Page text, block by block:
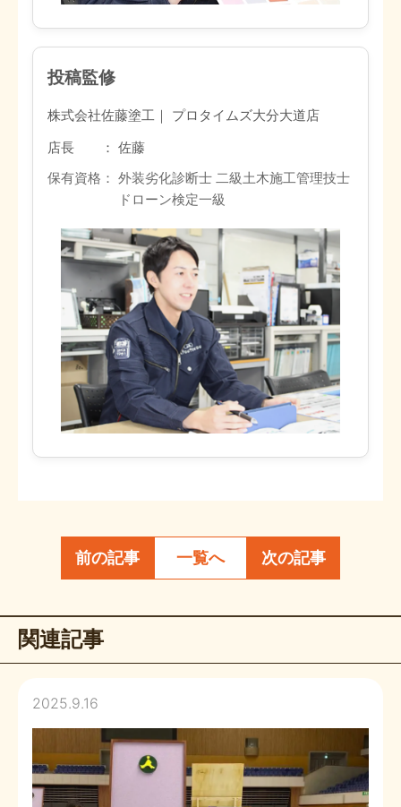
投稿監修
株式会社佐藤塗工｜ プロタイムズ大分大道店
店長 ： 佐藤
保有資格： 外装劣化診断士 二級土木施工管理技士
ドローン検定一級
前の記事 一覧へ 次の記事
関連記事
2025.9.16